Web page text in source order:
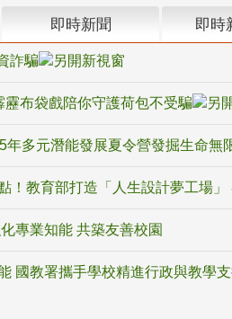
即時新聞 即時
詐騙
靂布袋戲陪你守護荷包不受騙
年多元潛能發展夏令營發掘生命無
！教育部打造「人生設計夢工場
專業知能 共築友善校園
國教署攜手學校精進行政與教學